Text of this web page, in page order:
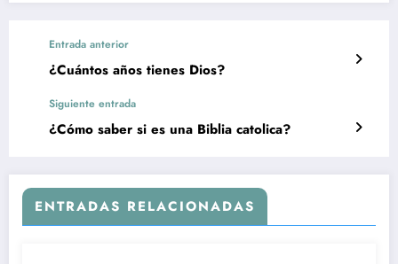
Entrada anterior
¿Cuántos años tienes Dios?
Siguiente entrada
¿Cómo saber si es una Biblia catolica?
ENTRADAS RELACIONADAS